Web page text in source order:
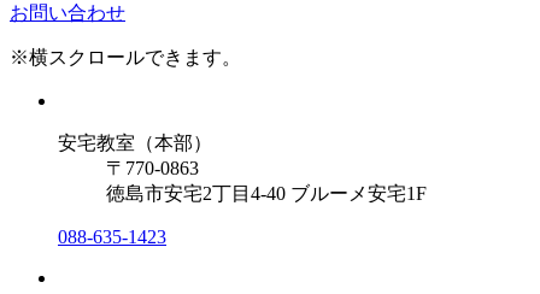
お問い合わせ
※横スクロールできます。
安宅教室（本部）
〒770-0863
徳島市安宅2丁目4-40 ブルーメ安宅1F
088-635-1423